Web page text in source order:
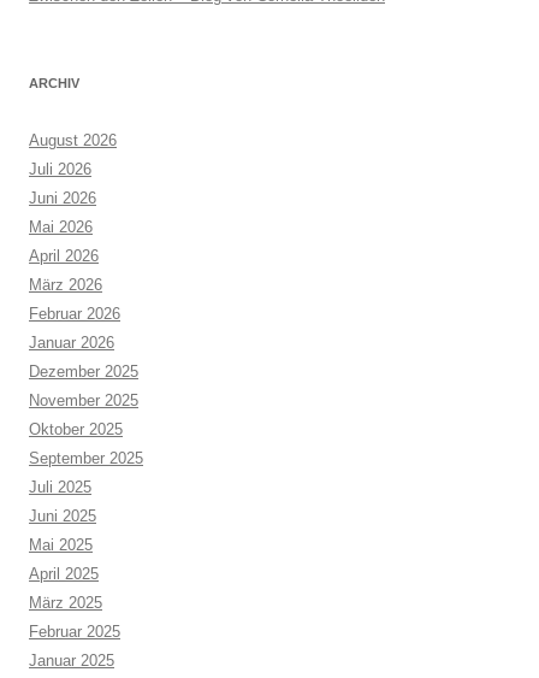
ARCHIV
August 2026
Juli 2026
Juni 2026
Mai 2026
April 2026
März 2026
Februar 2026
Januar 2026
Dezember 2025
November 2025
Oktober 2025
September 2025
Juli 2025
Juni 2025
Mai 2025
April 2025
März 2025
Februar 2025
Januar 2025